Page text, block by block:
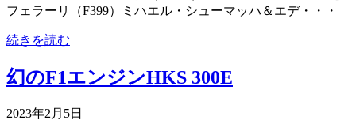
フェラーリ（F399）ミハエル・シューマッハ＆エデ・・・
続きを読む
幻のF1エンジンHKS 300E
2023年2月5日